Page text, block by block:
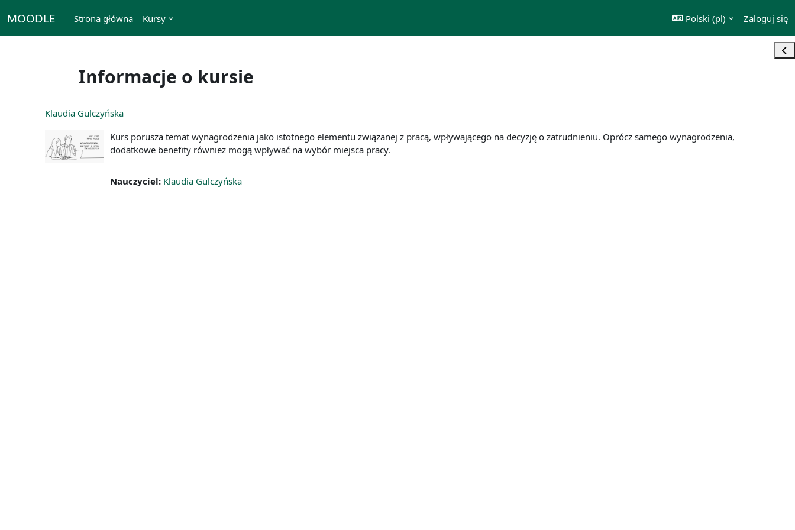
MOODLE Strona główna Kursy Polski ‎(pl)‎ Zaloguj się
Informacje o kursie
Klaudia Gulczyńska
Kurs porusza temat wynagrodzenia jako istotnego elementu związanej z pracą, wpływającego na decyzję o zatrudnieniu. Oprócz samego wynagrodzenia,
dodatkowe benefity również mogą wpływać na wybór miejsca pracy.
Nauczyciel: Klaudia Gulczyńska